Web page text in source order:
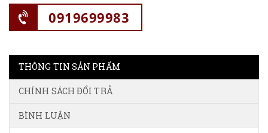
0919699983
THÔNG TIN SẢN PHẨM
CHÍNH SÁCH ĐỔI TRẢ
BÌNH LUẬN